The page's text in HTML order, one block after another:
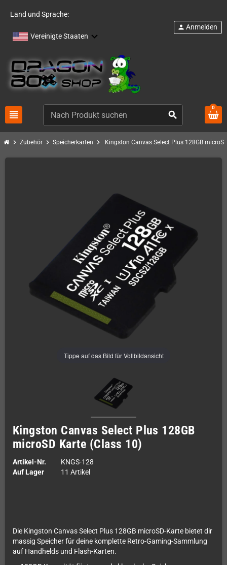
Land und Sprache:
Vereinigte Staaten
view_headline search
person Anmelden
0
chevron_right Zubehör chevron_right Speicherkarten chevron_right Kingston Canvas Select Plus 128GB
Tippe auf das Bild für Vollbildansicht
Kingston Canvas Select Plus 128GB
microSD Karte (Class 10)
Artikel-Nr.
KNGS-128
Auf Lager
11 Artikel
Die Kingston Canvas Select Plus 128GB microSD-Karte bietet dir
massig Speicher für deine komplette Retro-Gaming-Sammlung
auf Handhelds und Flash-Karten.